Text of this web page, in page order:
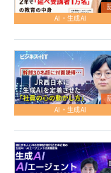
AI・生成AI
AI・生成AI